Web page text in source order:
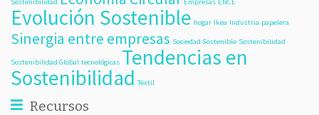
Evolución Sostenible hogar Ikea Industria papelera
Sinergia entre empresas Sociedad Sostenible Sostenibilidad
Sostenibilidad Global tecnológicas Tendencias en
Sostenibilidad Téxtil
Recursos